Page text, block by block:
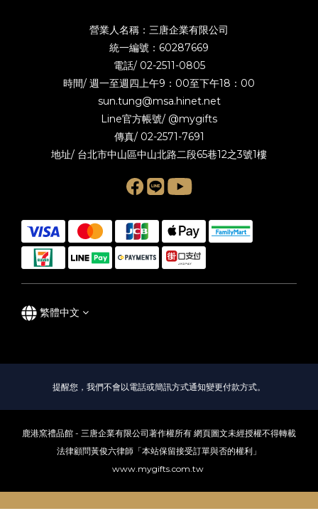
營業人名稱：三唐企業有限公司
統一編號：60287669
電話/ 02-2511-0805
時間/ 週一至週四上午9：00至下午18：00
sun.tung@msa.hinet.net
Line官方帳號/ @mygifts
傳真/ 02-2571-7691
地址/ 台北市中山區中山北路二段65巷12之3號1樓
繁體中文
提醒您，我們不會以電話或簡訊方式通知變更付款方式。
鹿港窯禮品館 - 三唐企業有限公司著作權所有 網頁圖文未經授權不得轉載
法律顧問黃俊六律師「本站保留接受訂單與否的權利」
www.mygifts.com.tw